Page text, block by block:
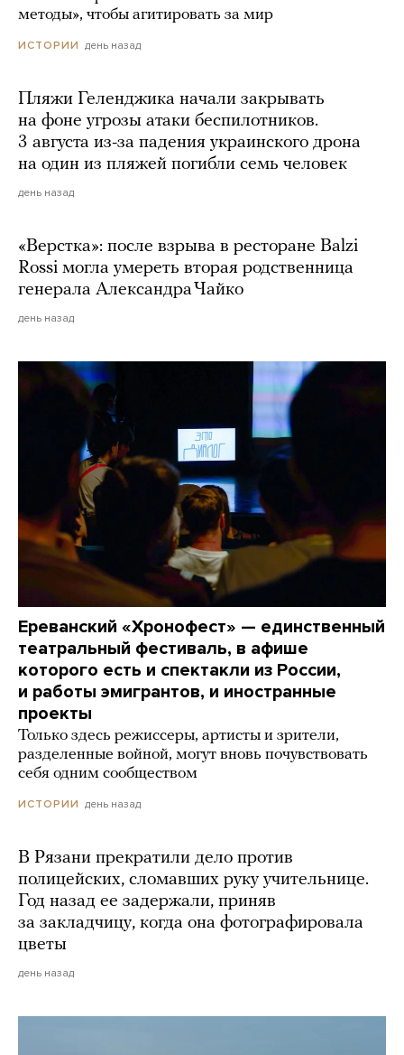
методы», чтобы агитировать за мир
ИСТОРИИ день назад
Пляжи Геленджика начали закрывать
на фоне угрозы атаки беспилотников.
3 августа из-за падения украинского дрона
на один из пляжей погибли семь человек
день назад
«Верстка»: после взрыва в ресторане Balzi
Rossi могла умереть вторая родственница
генерала Александра Чайко
день назад
Ереванский «Хронофест» — единственный
театральный фестиваль, в афише
которого есть и спектакли из России,
и работы эмигрантов, и иностранные
проекты
Только здесь режиссеры, артисты и зрители,
разделенные войной, могут вновь почувствовать
себя одним сообществом
ИСТОРИИ день назад
В Рязани прекратили дело против
полицейских, сломавших руку учительнице.
Год назад ее задержали, приняв
за закладчицу, когда она фотографировала
цветы
день назад